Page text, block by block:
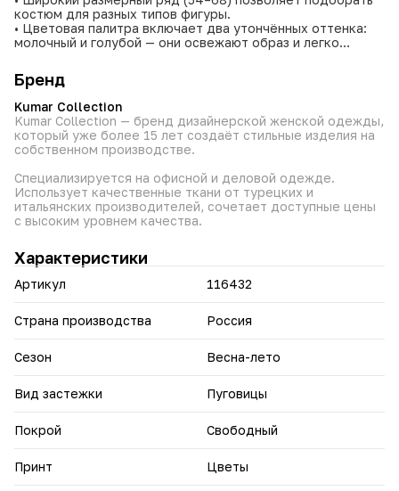
костюм для разных типов фигуры.
• Цветовая палитра включает два утончённых оттенка:
молочный и голубой — они освежают образ и легко
• Флоральный принт придаёт модели лёгкость и
романтичность, делая образ более выразительным.
• Универсальный крой костюма подходит для разных
случаев — от повседневных выходов до неформальных
встреч.
• Комплект создаёт завершённый образ без
необходимости подбирать дополнительные элементы
одежды.
Добавьте костюм‑двойку Kumar Collection в гардероб —
воплотите идеи элегантных и стильных образов.
Бренд
Kumar Collection
Kumar Collection — бренд дизайнерской женской одежды,
который уже более 15 лет создаёт стильные изделия на
собственном производстве.
Специализируется на офисной и деловой одежде.
Использует качественные ткани от турецких и
итальянских производителей, сочетает доступные цены
с высоким уровнем качества.
Характеристики
Артикул 116432
Страна производства Россия
Сезон Весна-лето
Вид застежки Пуговицы
Покрой Свободный
Принт Цветы